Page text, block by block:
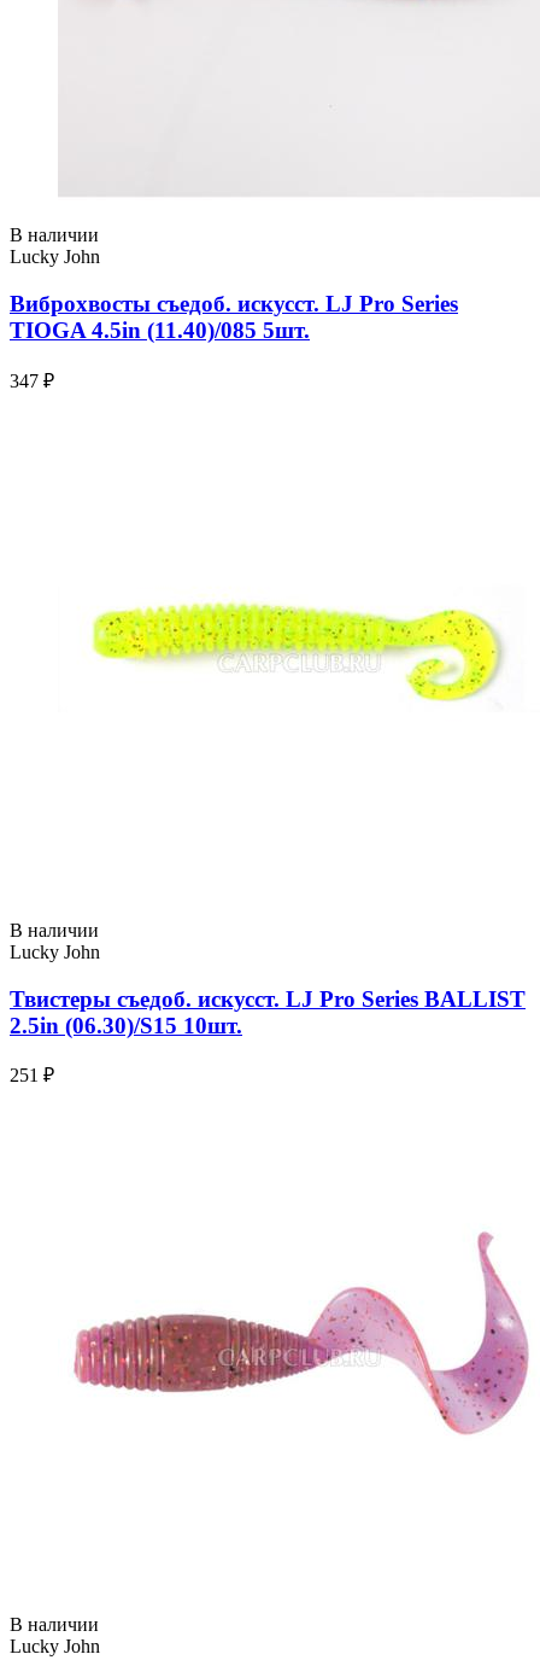
В наличии
Lucky John
Виброхвосты съедоб. искусст. LJ Pro Series
TIOGA 4.5in (11.40)/085 5шт.
347 ₽
В наличии
Lucky John
Твистеры съедоб. искусст. LJ Pro Series BALLIST
2.5in (06.30)/S15 10шт.
251 ₽
В наличии
Lucky John